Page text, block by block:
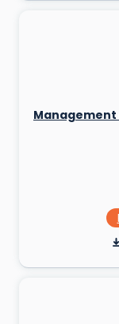
Management